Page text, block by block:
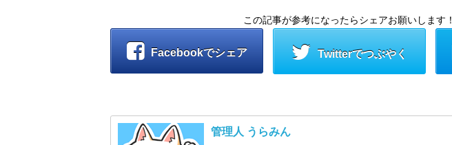
この記事が参考になったらシェアお願いします！
Facebookでシェア Twitterでつぶやく
管理人 うらみん